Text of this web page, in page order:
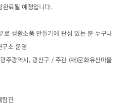
료될 예정입니다.
로 생활소품 만들기에 관심 있는 분 누구나
구소 운영
주광역시, 광산구 / 주관 (재)문화유산마을
험관